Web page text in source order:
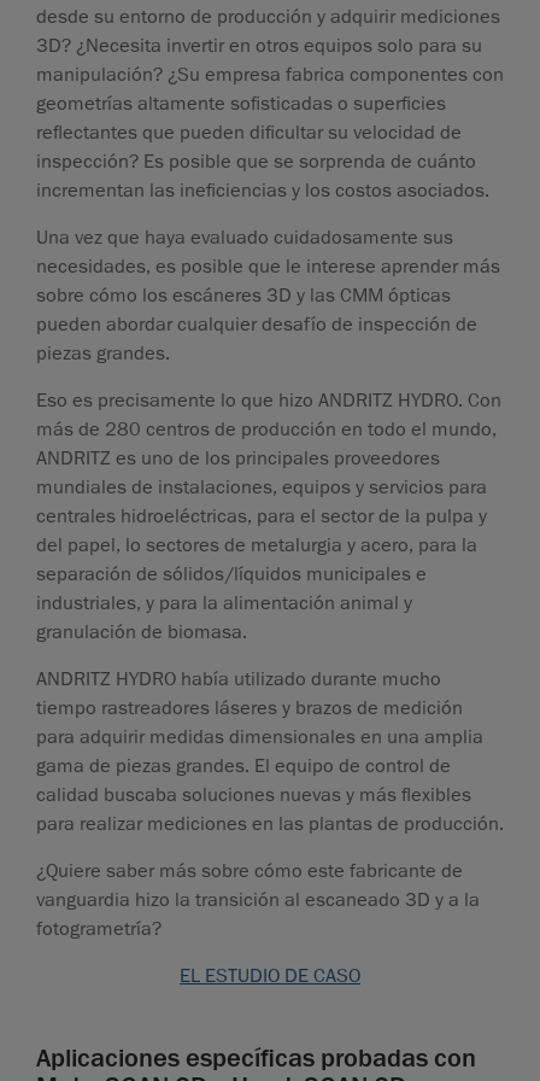
desde su entorno de producción y adquirir mediciones
3D? ¿Necesita invertir en otros equipos solo para su
manipulación? ¿Su empresa fabrica componentes con
geometrías altamente sofisticadas o superficies
reflectantes que pueden dificultar su velocidad de
inspección? Es posible que se sorprenda de cuánto
incrementan las ineficiencias y los costos asociados.
Una vez que haya evaluado cuidadosamente sus
necesidades, es posible que le interese aprender más
sobre cómo los escáneres 3D y las CMM ópticas
pueden abordar cualquier desafío de inspección de
piezas grandes.
Eso es precisamente lo que hizo ANDRITZ HYDRO. Con
más de 280 centros de producción en todo el mundo,
ANDRITZ es uno de los principales proveedores
mundiales de instalaciones, equipos y servicios para
centrales hidroeléctricas, para el sector de la pulpa y
del papel, lo sectores de metalurgia y acero, para la
separación de sólidos/líquidos municipales e
industriales, y para la alimentación animal y
granulación de biomasa.
ANDRITZ HYDRO había utilizado durante mucho
tiempo rastreadores láseres y brazos de medición
para adquirir medidas dimensionales en una amplia
gama de piezas grandes. El equipo de control de
calidad buscaba soluciones nuevas y más flexibles
para realizar mediciones en las plantas de producción.
¿Quiere saber más sobre cómo este fabricante de
vanguardia hizo la transición al escaneado 3D y a la
fotogrametría?
EL ESTUDIO DE CASO
Aplicaciones específicas probadas con